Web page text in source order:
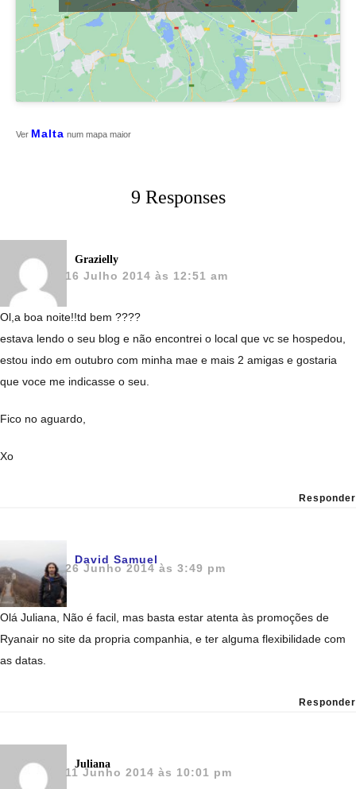
Ver Malta num mapa maior
9 Responses
Grazielly
16 Julho 2014 às 12:51 am
Ol,a boa noite!!td bem ????
estava lendo o seu blog e não encontrei o local que vc se hospedou,
estou indo em outubro com minha mae e mais 2 amigas e gostaria
que voce me indicasse o seu.
Fico no aguardo,
Xo
Responder
David Samuel
26 Junho 2014 às 3:49 pm
Olá Juliana, Não é facil, mas basta estar atenta às promoções de
Ryanair no site da propria companhia, e ter alguma flexibilidade com
as datas.
Responder
Juliana
11 Junho 2014 às 10:01 pm